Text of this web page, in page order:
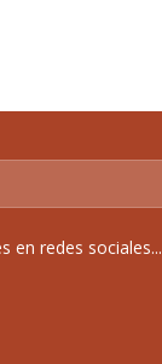
en redes sociales...